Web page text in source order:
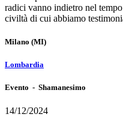
radici vanno indietro nel
civiltà di cui abbiamo
Milano (MI)
Lombardia
Evento - Shamanesimo
14/12/2024